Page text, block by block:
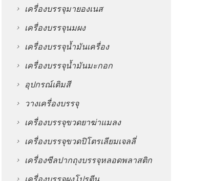
เครื่องบรรจุมายองเนส
เครื่องบรรจุนมผง
เครื่องบรรจุน้ำมันเครื่อง
เครื่องบรรจุน้ำมันมะกอก
อุปกรณ์เติมสี
วางเครื่องบรรจุ
เครื่องบรรจุขวดยาฆ่าแมลง
เครื่องบรรจุขวดปิโตรเลียมเจลลี่
เครื่องซีลปากถุงบรรจุหลอดพลาสติก